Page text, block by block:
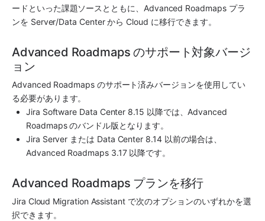
ードといった課題ソースとともに、Advanced Roadmaps プラ
ンを Server/Data Center から Cloud に移行できます。
Advanced Roadmaps のサポート対象バージ
ョン
Advanced Roadmaps のサポート済みバージョンを使用してい
る必要があります。
Jira Software Data Center 8.15 以降では、Advanced
Roadmaps のバンドル版となります。
Jira Server または Data Center 8.14 以前の場合は、
Advanced Roadmaps 3.17 以降です。
Advanced Roadmaps プランを移行
Jira Cloud Migration Assistant で次のオプションのいずれかを選
択できます。